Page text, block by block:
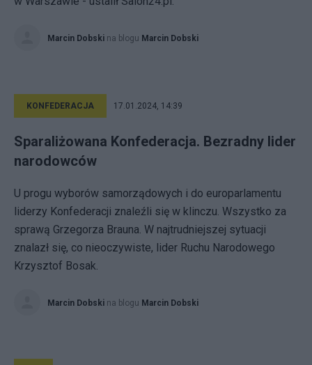
Marcin Dobski na blogu Marcin Dobski
KONFEDERACJA 17.01.2024, 14:39
Sparaliżowana Konfederacja. Bezradny lider
narodowców
U progu wyborów samorządowych i do europarlamentu
liderzy Konfederacji znaleźli się w klinczu. Wszystko za
sprawą Grzegorza Brauna. W najtrudniejszej sytuacji
znalazł się, co nieoczywiste, lider Ruchu Narodowego
Krzysztof Bosak.
Marcin Dobski na blogu Marcin Dobski